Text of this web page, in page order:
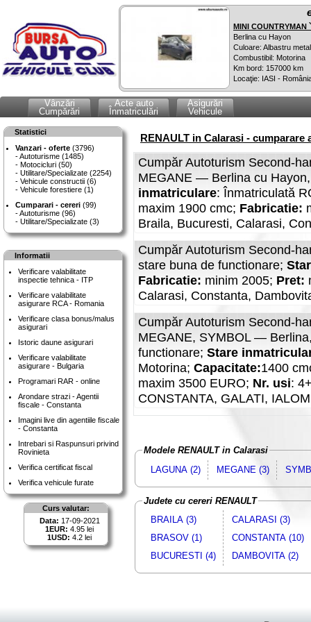
MINI COUNTRYMAN
Berlina cu Hayon
Culoare: Albastru
Combustibil: Motorina
Km bord: 157000 km
Locaţie: IASI -
Vânzări
Cumpărări
Acte auto
Înmatriculări
Asigurări
Vehicule
Statistici
Vanzari - oferte (3796)
Autoturisme (1485)
Motocicluri (50)
Utilitare/Specializate (2254)
Vehicule constructii (6)
Vehicule forestiere (1)
Cumparari - cereri (99)
Autoturisme (96)
Utilitare/Specializate (3)
Informatii
Verificare valabilitate
inspectie tehnica - ITP
Verificare valabilitate
asigurare RCA - Romania
Verificare clasa bonus/malus
asigurari
Istoric daune asigurari
Verificare valabilitate
asigurare - Bulgaria
Programari RAR - online
Arondare strazi - Agentii
fiscale - Constanta
Imagini live din agentiile fiscale
- Constanta
Intrebari si Raspunsuri privind
Rovinieta
Verifica certificat fiscal
Verifica vehicule furate
Curs valutar:
Data: 17-09-2021
1EUR: 4.95 lei
1USD: 4.2 lei
RENAULT in Calarasi - cumparare
Cumpăr Autoturism Second-
MEGANE — Berlina cu
inmatriculare: Înmatriculată
maxim 1900 cmc; Fabricatie:
Braila, Bucuresti, Calarasi,
Cumpăr Autoturism Second-
stare buna de functionare;
Fabricatie: minim 2005; Pret:
Calarasi, Constanta,
Cumpăr Autoturism Second-
MEGANE, SYMBOL —
functionare; Stare
Motorina; Capacitate:1400
maxim 3500 EURO; Nr. usi:
CONSTANTA, GALATI,
Modele RENAULT in Calarasi
LAGUNA (2)
MEGANE (3)
Judete cu cereri RENAULT
BRAILA (3)
BRASOV (1)
BUCURESTI (4)
CALARASI (3)
CONSTANTA (10)
DAMBOVITA (2)